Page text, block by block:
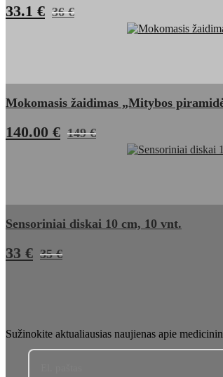
33.1 € 36 €
Mokomasis žaidimas „Mitybos
140.00 € 149 €
Sensoriniai diskai 10 cm, 10 vnt.
33 € 35 €
Sužinokite aktualiausias naujienas apie